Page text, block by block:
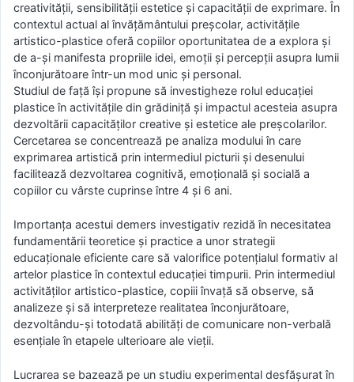
creativității, sensibilității estetice și capacității de exprimare. În
contextul actual al învățământului preșcolar, activitățile
artistico-plastice oferă copiilor oportunitatea de a explora și
de a-și manifesta propriile idei, emoții și percepții asupra lumii
înconjurătoare într-un mod unic și personal.
Studiul de față își propune să investigheze rolul educației
plastice în activitățile din grădiniță și impactul acesteia asupra
dezvoltării capacităților creative și estetice ale preșcolarilor.
Cercetarea se concentrează pe analiza modului în care
exprimarea artistică prin intermediul picturii și desenului
facilitează dezvoltarea cognitivă, emoțională și socială a
copiilor cu vârste cuprinse între 4 și 6 ani.
Importanța acestui demers investigativ rezidă în necesitatea
fundamentării teoretice și practice a unor strategii
educaționale eficiente care să valorifice potențialul formativ al
artelor plastice în contextul educației timpurii. Prin intermediul
activităților artistico-plastice, copiii învață să observe, să
analizeze și să interpreteze realitatea înconjurătoare,
dezvoltându-și totodată abilități de comunicare non-verbală
esențiale în etapele ulterioare ale vieții.
Lucrarea se bazează pe un studiu experimental desfășurat în